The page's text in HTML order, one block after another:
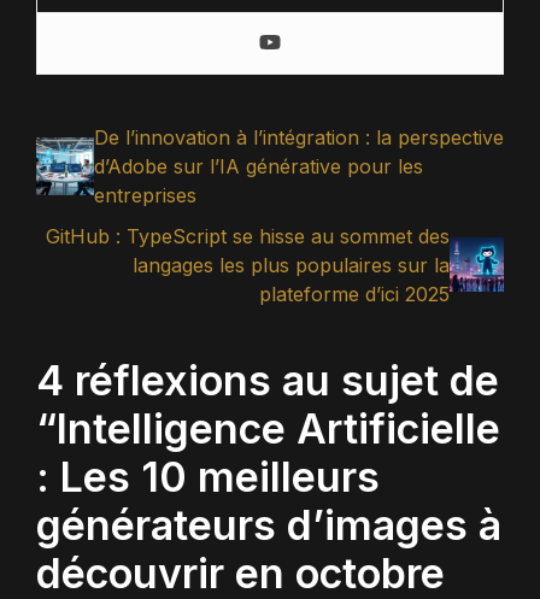
De l’innovation à l’intégration : la perspective
d’Adobe sur l’IA générative pour les
entreprises
GitHub : TypeScript se hisse au sommet des
langages les plus populaires sur la
plateforme d’ici 2025
4 réflexions au sujet de
“Intelligence Artificielle
: Les 10 meilleurs
générateurs d’images à
découvrir en octobre